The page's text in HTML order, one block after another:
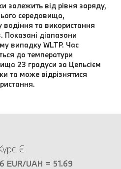
залежить від рівня заряду,
середовища,
водіння та використання
діапазони
випадку WLTP. Час
до температури
23 градуси за Цельсієм
та може відрізнятися
€
EUR/UAH = 51.69